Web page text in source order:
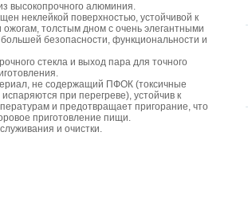
высокопрочного алюминия.
неклейкой поверхностью, устойчивой к
толстым дном с очень элегантными
безопасности, функциональности и
стекла и выход пара для точного
не содержащий ПФОК (токсичные
при перегреве), устойчив к
и предотвращает пригорание, что
приготовление пищи.
и очистки.